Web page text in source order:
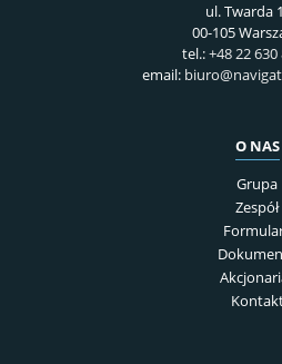
ul. Twarda
00-105
tel.:+48 22 630
email:
O NAS
Grupa
Zespół